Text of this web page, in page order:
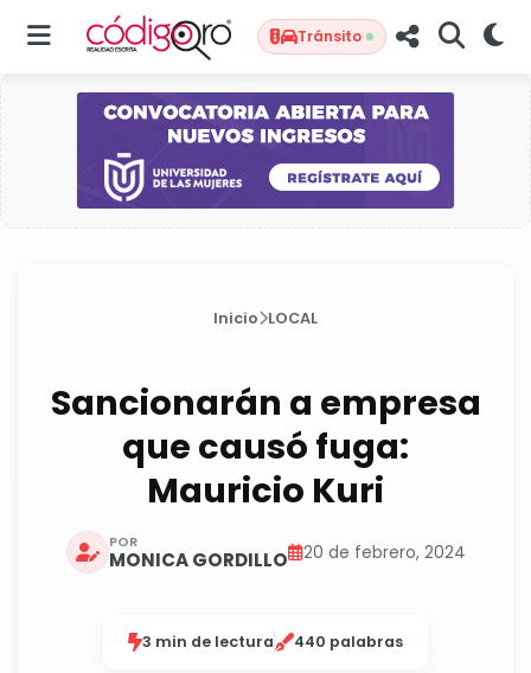
Tránsito
Inicio LOCAL
Sancionarán a empresa
que causó fuga:
Mauricio Kuri
POR
MONICA GORDILLO 20 de febrero, 2024
3 min de lectura 440 palabras